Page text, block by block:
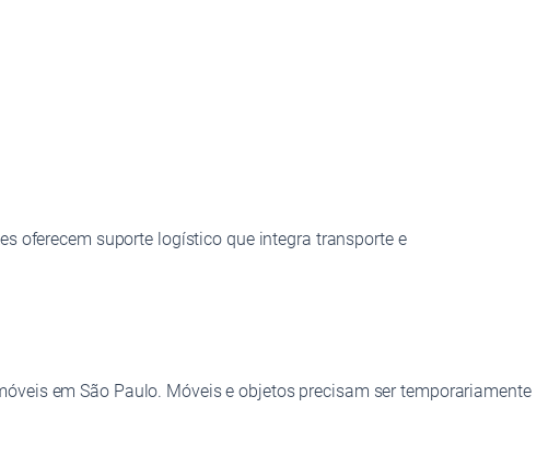
oferecem suporte logístico que integra transporte e
em São Paulo. Móveis e objetos precisam ser temporariamente